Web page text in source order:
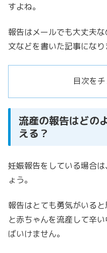
すよね。
報告はメールでも大丈夫
文などを書いた記事になり
目次を
流産の報告はどの
える？
妊娠報告をしている場合
ょう。
報告はとても勇気がいる
と赤ちゃんを流産して辛
ばいけません。